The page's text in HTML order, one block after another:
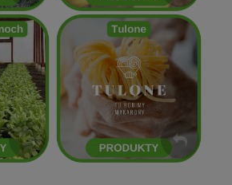
Kasia Cimoch
ZOBACZ